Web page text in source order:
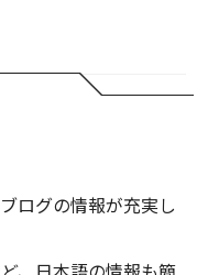
ログの情報が充実し